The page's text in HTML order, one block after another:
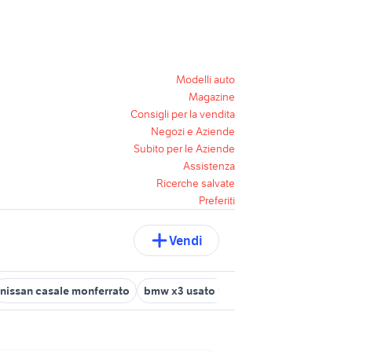
Modelli auto
Magazine
Consigli per la vendita
Negozi e Aziende
Subito per le Aziende
Assistenza
Ricerche salvate
Preferiti
Vendi
nissan casale monferrato bmw x3 usato torino